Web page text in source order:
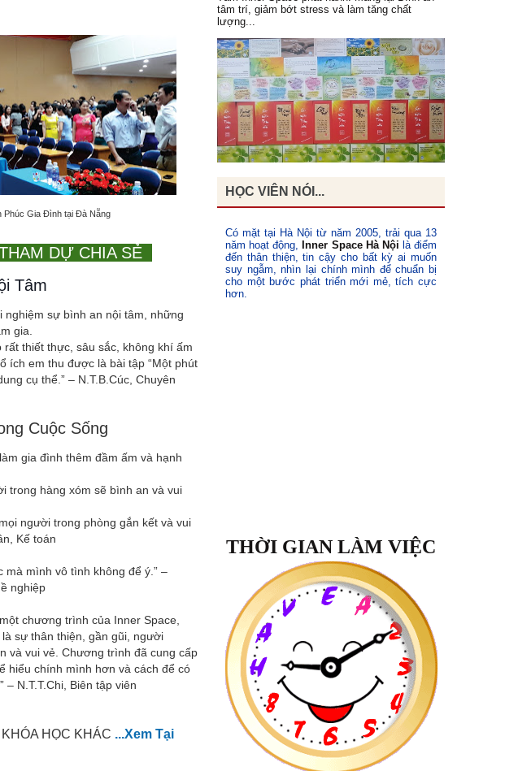
Phúc Gia Đình tại Đà Nẵng
DỰ CHIA SẺ
Tâm
nghiệm sự bình an nội tâm, những
gia.
thiết thực, sâu sắc, không khí ấm
ích em thu được là bài tập “Một phút
cụ thể.” – N.T.B.Cúc, Chuyên
Cuộc Sống
gia đình thêm đầm ấm và hạnh
trong hàng xóm sẽ bình an và vui
người trong phòng gắn kết và vui
Kế toán
mà mình vô tình không để ý.” –
nghiệp
chương trình của Inner Space,
sự thân thiện, gần gũi, người
và vui vẻ. Chương trình đã cung cấp
hiểu chính mình hơn và cách để có
– N.T.T.Chi, Biên tập viên
HỌC KHÁC ...Xem Tại
tâm trí, giảm bớt stress và làm tăng chất
lượng...
HỌC VIÊN NÓI...
Có mặt tại Hà Nội từ năm 2005, trải qua 13
năm hoạt động, Inner Space Hà Nội là điểm
đến thân thiện, tin cậy cho bất kỳ ai muốn
suy ngẫm, nhìn lại chính mình để chuẩn bị
cho một bước phát triển mới mẻ, tích cực
hơn.
Lớp Học:
Quý Trọng Bản Thân
"Sau khoá học
Quý Trọng Bản Thântôi
nhận biết được giá trị của bản thân. Hàng
ngày tôi tự cười tươi với mình và thường
xuyên tự nhắc nhở với chính mình về những
giá trị mình có. Đã bắt đầu biết kiềm chế giận
THỜI GIAN LÀM VIỆC